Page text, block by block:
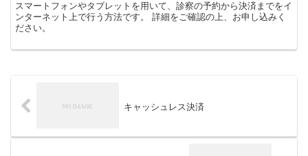
スマートフォンやタブレットを用いて、診察の予約から決済までをイ
ンターネット上で行う方法です。 詳細をご確認の上、お申し込みく
ださい。
キャッシュレス決済